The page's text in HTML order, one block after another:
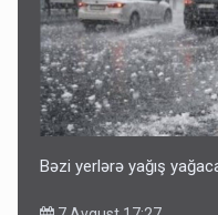
Bəzi yerlərə yağış